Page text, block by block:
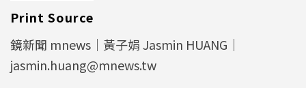
Print Source
鏡新聞 mnews｜黃子娟 Jasmin HUANG｜
jasmin.huang@mnews.tw